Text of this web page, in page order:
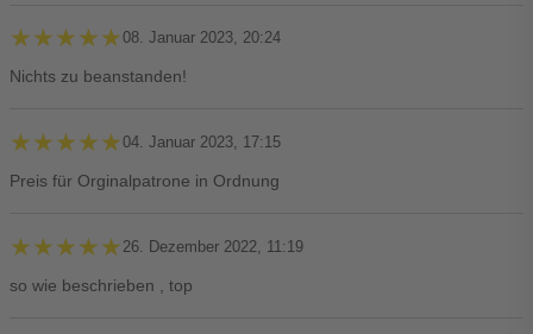
★★★★★
★★★★★08. Januar 2023, 20:24
Nichts zu beanstanden!
★★★★★
★★★★★04. Januar 2023, 17:15
Preis für Orginalpatrone in Ordnung
★★★★★
★★★★★ 26. Dezember 2022, 11:19
so wie beschrieben , top